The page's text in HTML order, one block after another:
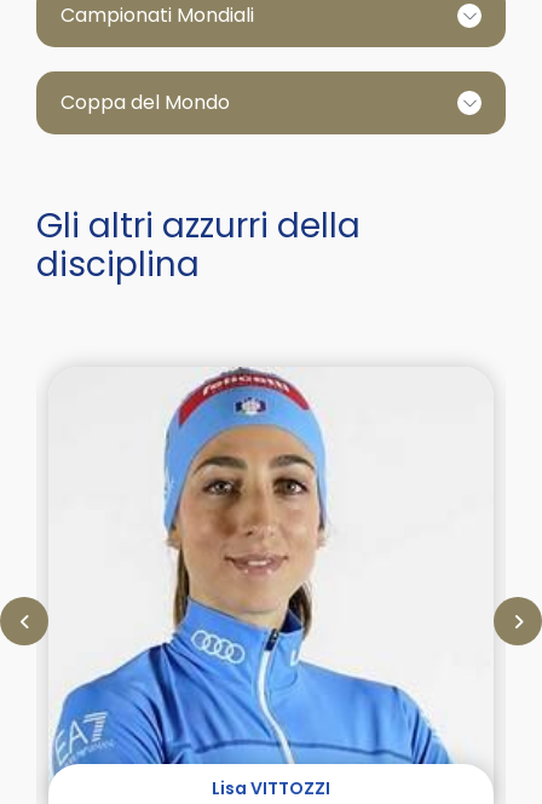
Campionati Mondiali
Coppa del Mondo
Gli altri azzurri della
disciplina
Lisa VITTOZZI